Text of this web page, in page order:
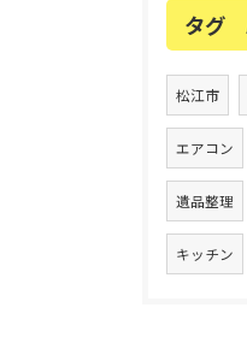
タグ
松江市
エアコン
遺品整理
キッチン